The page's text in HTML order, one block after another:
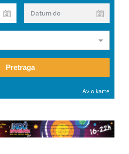
Datum do
Pretraga
Avio karte